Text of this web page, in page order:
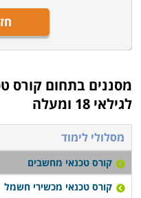
מסננים בתחום קורס
לגילאי 18 ומעלה
מסלולי לימוד
קורס טכנאי מחשבים
קורס טכנאי מכשירי חשמל